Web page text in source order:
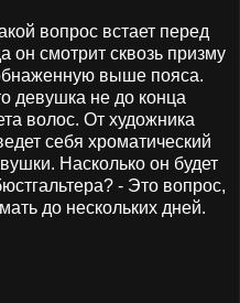
вопрос встает перед
он смотрит сквозь призму
выше пояса.
девушка не до конца
волос. От художника
себя хроматический
Насколько он будет
- Это вопрос,
до нескольких дней.